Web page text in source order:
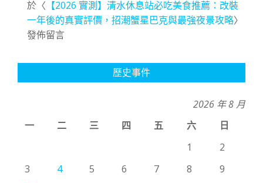
於〈 【2026 實測】清水休息站必吃美食推薦：改裝
一年後的真實評價，招潮蟹星巴克與最強夜景攻略〉
發佈留言
歷史事件
2026 年 8 月
一
二 三 四 五 六
日
1
2
3
4 5 6 7 8
9